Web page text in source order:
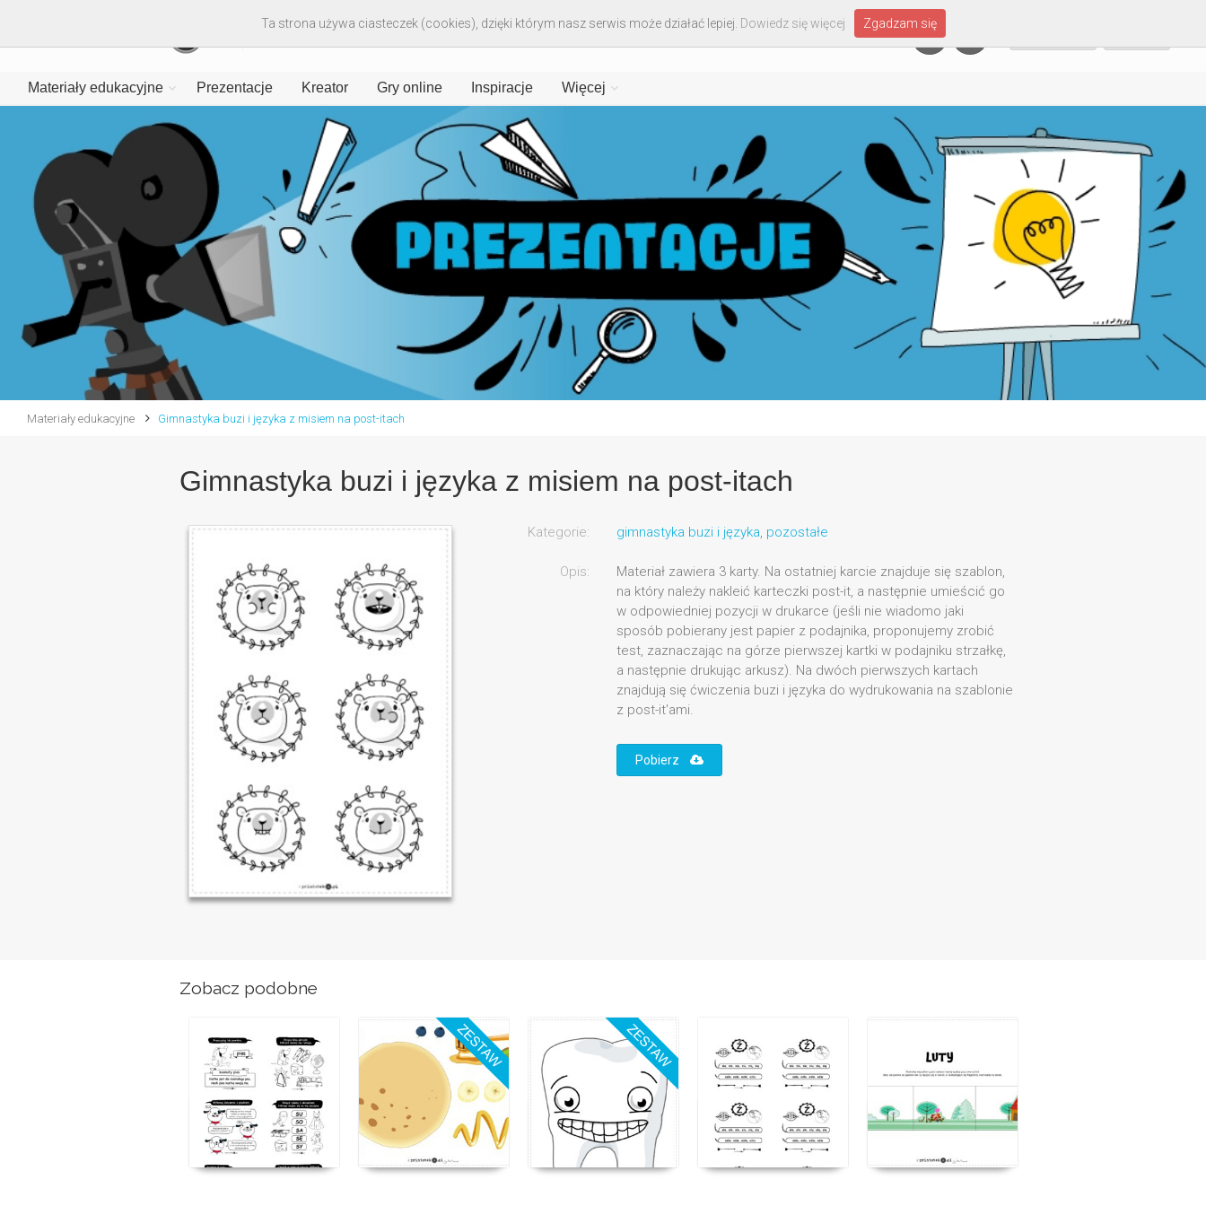
Materiały edukacyjne Prezentacje Kreator Gry online Inspiracje Więcej
Materiały edukacyjne Gimnastyka buzi i języka z misiem na post-itach
Gimnastyka buzi i języka z misiem na post-itach
Kategorie: gimnastyka buzi i języka, pozostałe
Opis:
Materiał zawiera 3 karty. Na ostatniej karcie znajduje się szablon,
na który należy nakleić karteczki post-it, a następnie umieścić go
w odpowiedniej pozycji w drukarce (jeśli nie wiadomo jaki
sposób pobierany jest papier z podajnika, proponujemy zrobić
test, zaznaczając na górze pierwszej kartki w podajniku strzałkę,
a następnie drukując arkusz). Na dwóch pierwszych kartach
znajdują się ćwiczenia buzi i języka do wydrukowania na szablonie
z post-it'ami.
Pobierz
Zobacz podobne
Ta strona używa ciasteczek (cookies), dzięki którym nasz serwis może działać lepiej. Dowiedz się więcej Zgadzam się